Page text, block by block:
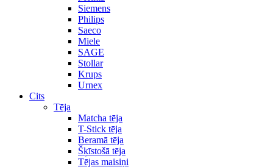
Siemens
Philips
Saeco
Miele
SAGE
Stollar
Krups
Urnex
Cits
Tēja
Matcha tēja
T-Stick tēja
Beramā tēja
Šķīstošā tēja
Tējas maisiņi